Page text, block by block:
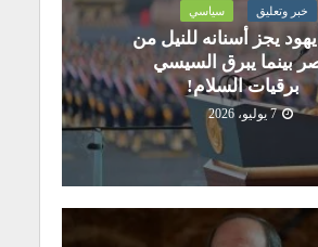
خبر وتعليق سياسي
يجز أسنانه للنيل من
بينما يبرق السيسي
برقيات السلام!
7 يوليو، 2026